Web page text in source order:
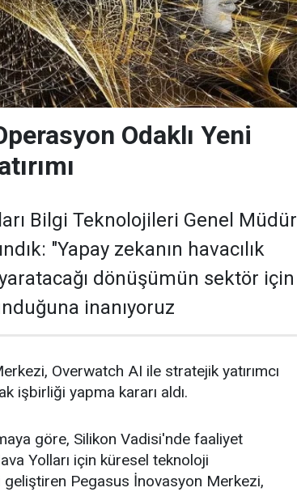
Odaklı Yeni
Bilgi Teknolojileri Genel Müdür
"Yapay zekanın havacılık
dönüşümün sektör için
inanıyoruz
Overwatch AI ile stratejik yatırımcı
işbirliği yapma kararı aldı.
göre, Silikon Vadisi'nde faaliyet
Yolları için küresel teknoloji
Pegasus İnovasyon Merkezi,